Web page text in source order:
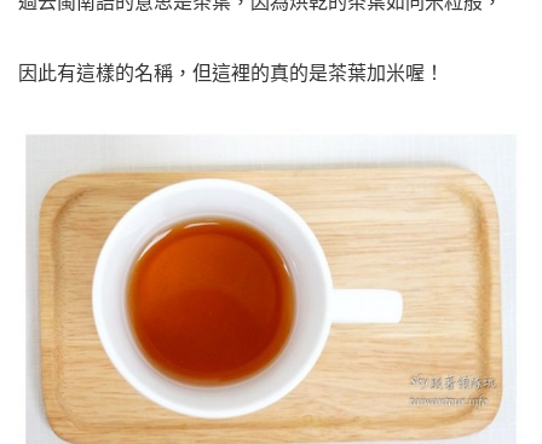
因此有這樣的名稱，但這裡的真的是茶葉加米喔！